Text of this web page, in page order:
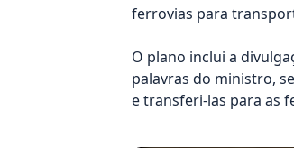
ferrovias para
O plano inclui a
palavras do ministro,
e transferi-las para as